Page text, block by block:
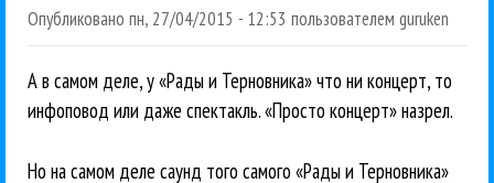
Опубликовано пн, 27/04/2015 - 12:53 пользователем guruken
А в самом деле, у «Рады и Терновника» что ни концерт, то
инфоповод или даже спектакль. «Просто концерт» назрел.
Но на самом деле саунд того самого «Рады и Терновника»